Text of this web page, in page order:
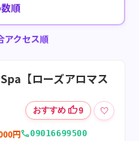
順
アクセス順
【ローズアロマス
おすすめ thumb_up9
♡
円call09016699500